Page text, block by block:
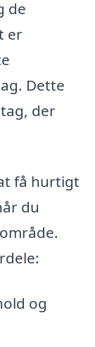
de
er
Dette
der
få hurtigt
du
og